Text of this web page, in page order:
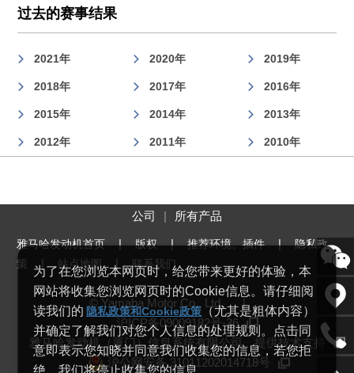
过去的赛事结果
2021年 2020年 2019年
2018年 2017年 2016年
2015年 2014年 2013年
2012年 2011年 2010年
公司 所有产品
雅马哈发动机首页 | 版权 | 推荐环境、插件 |
隐私政
策
| 站点地图 | 联系我们
© Yamaha Motor Co., Ltd.
|
沪ICP备09009182号-36
雅马哈发动机（厦门）信息系统有限公司 提供技术支持
沪公网安备 31011202014718号
为了在您浏览本网页时，给您带来更好的体验，本
网站将收集您浏览网页时的Cookie信息。请仔细阅
读我们的 隐私政策和Cookie政策 （尤其是粗体内容）
并确定了解我们对您个人信息的处理规则。点击同
意即表示您知晓并同意我们收集您的信息，若您拒
绝，我们将停止收集您的信息。